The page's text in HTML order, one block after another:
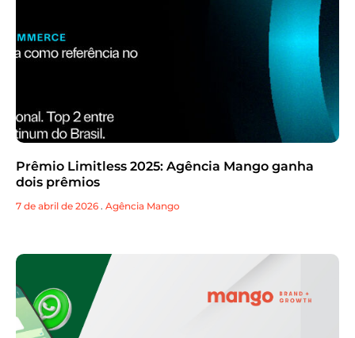
Prêmio Limitless 2025: Agência Mango ganha
dois prêmios
7 de abril de 2026 . Agência Mango